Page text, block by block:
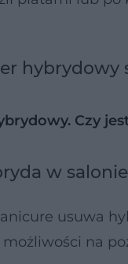
hybrydowy
Czy
w
usuwa
na